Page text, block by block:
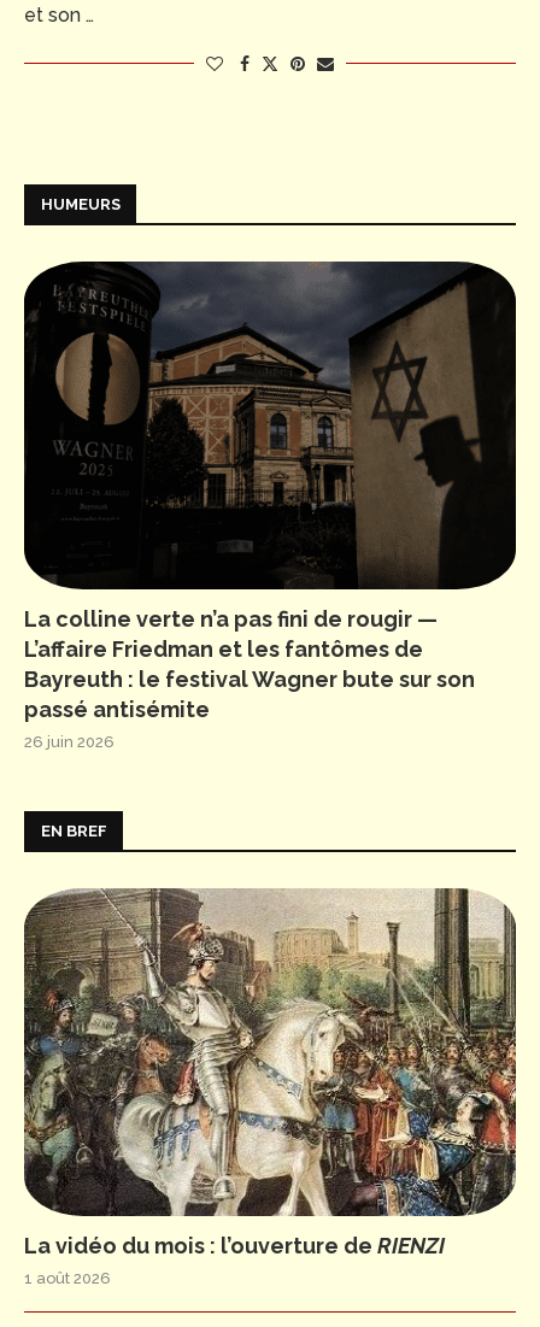
et son …
HUMEURS
La colline verte n’a pas fini de rougir —
L’affaire Friedman et les fantômes de
Bayreuth : le festival Wagner bute sur son
passé antisémite
26 juin 2026
EN BREF
La vidéo du mois : l’ouverture de RIENZI
1 août 2026